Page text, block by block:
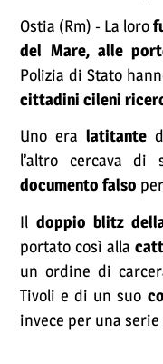
Ostia (Rm) - La loro
del Mare, alle
Polizia di Stato
cittadini cileni
Uno era latitante
l’altro cercava di
documento falso
Il doppio blitz
portato così alla
un ordine di
Tivoli e di un suo
invece per una